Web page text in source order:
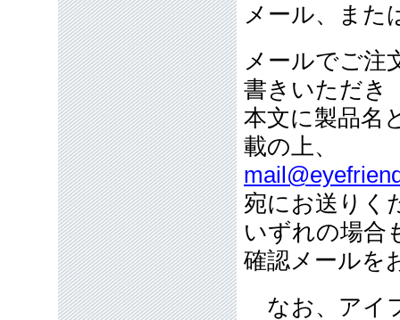
メール、また
メールでご注
書きいただき
本文に製品名
載の上、
宛にお送りく
いずれの場合
確認メールを
なお、アイ